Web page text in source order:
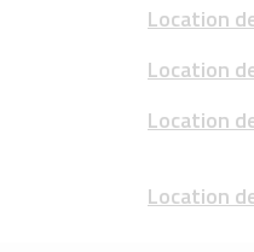
Location
Location
Location
Location